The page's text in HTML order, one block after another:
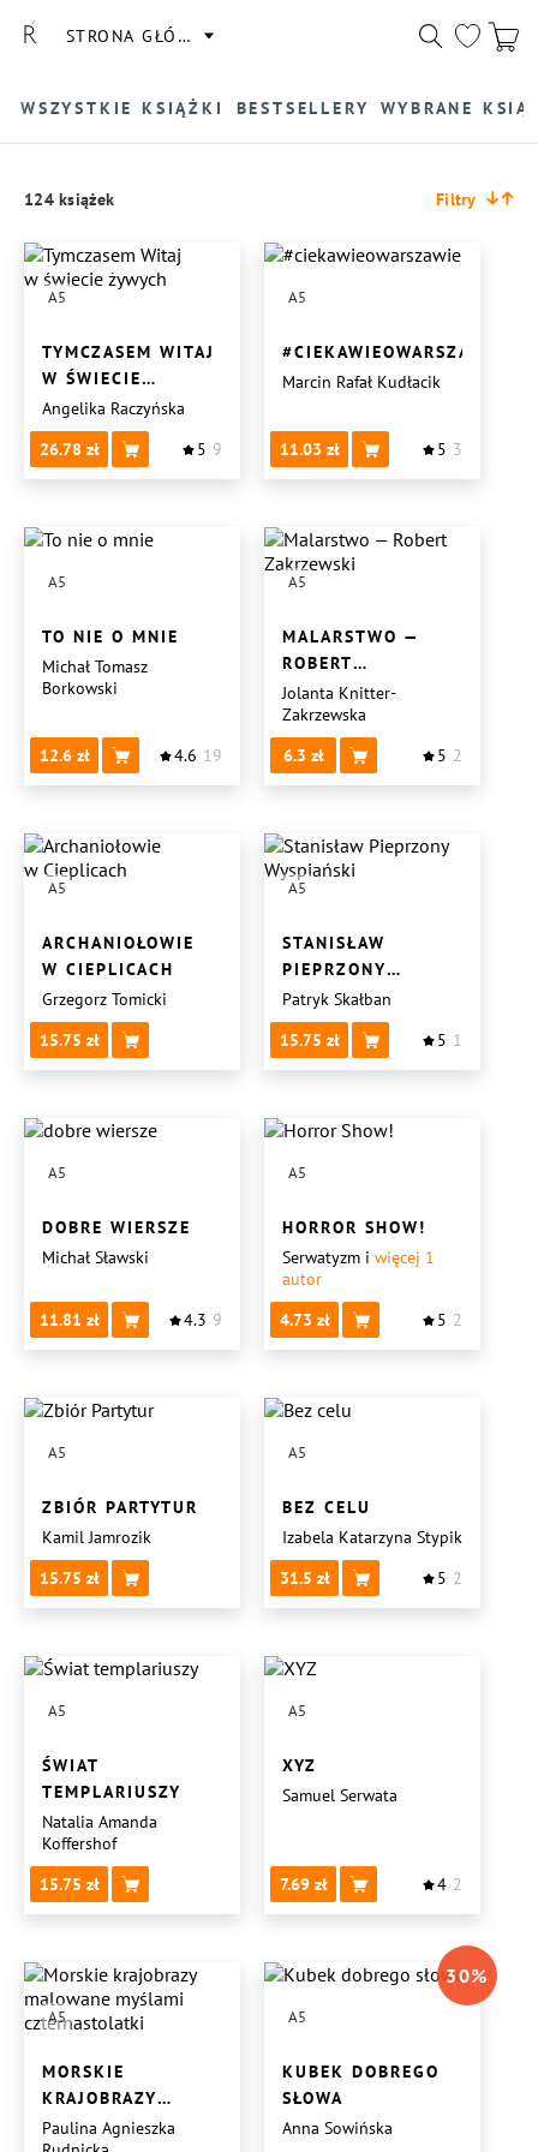
STRONA GŁÓWNA
WSZYSTKIE KSIĄŻKI BESTSELLERY WYBRANE
124 książek Filtry
A5
TYMCZASEM WITAJ
W ŚWIECIE
ŻYWYCH
Angelika Raczyńska
26.78
5 9
A5
#CIEKAWIEOWARSZAWIE
Marcin Rafał Kudłacik
11.03 5 3
A5
TO NIE O MNIE
Michał Tomasz
Borkowski
12.6 4.6 19
A5
MALARSTWO —
ROBERT
ZAKRZEWSKI
Jolanta Knitter-
Zakrzewska
6.3
5 2
A5
ARCHANIOŁOWIE
W CIEPLICACH
Grzegorz Tomicki
15.75
A5
STANISŁAW
PIEPRZONY
WYSPIAŃSKI
Patryk Skałban
15.75
5 1
A5
DOBRE WIERSZE
Michał Sławski
11.81 4.3 9
A5
HORROR SHOW!
Serwatyzm i więcej 1
autor
4.73
5 2
A5
ZBIÓR PARTYTUR
Kamil Jamrozik
15.75
A5
BEZ CELU
Izabela Katarzyna Stypik
31.5
5 2
A5
ŚWIAT
TEMPLARIUSZY
Natalia Amanda
Koffershof
15.75
A5
XYZ
Samuel Serwata
7.69 4 2
A5
MORSKIE
KRAJOBRAZY
MALOWANE
Paulina Agnieszka
A5
30%
KUBEK DOBREGO
SŁOWA
Anna Sowińska